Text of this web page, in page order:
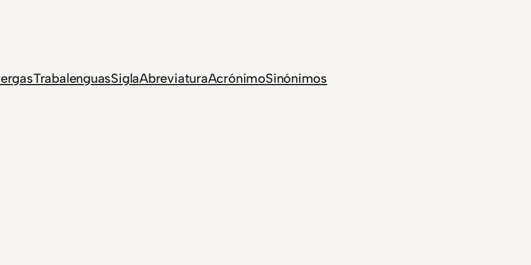
TrabalenguasSiglaAbreviaturaAcrónimoSinónimos